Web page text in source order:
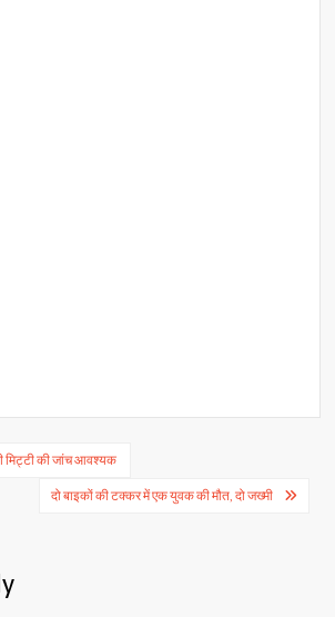
मिट्टी की जांच आवश्यक
दो बाइकों की टक्कर में एक युवक की मौत, दो जख्मी